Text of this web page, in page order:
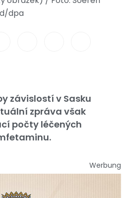
dpa
závislostí v Sasku
zpráva však
počty léčených
Werbung